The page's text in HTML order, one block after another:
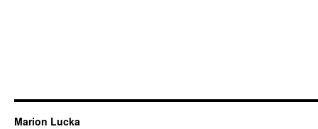
Marion Lucka